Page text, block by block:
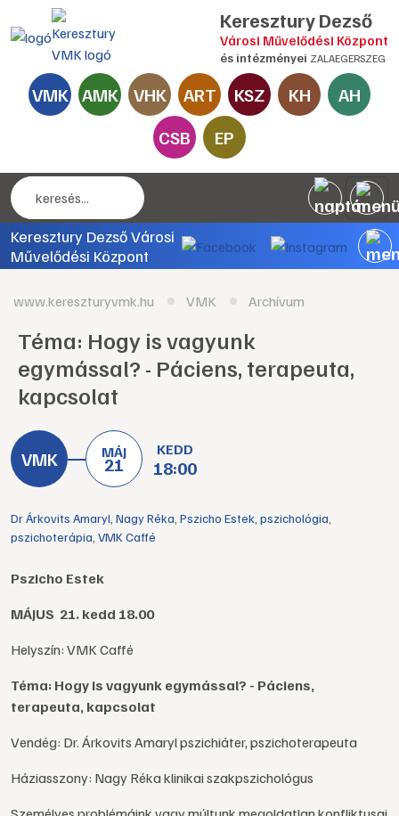
Keresztury Dezső
Városi Művelődési Központ
és intézményei ZALAEGERSZEG
VMK AMK VHK ART KSZ KH
AH
CSB
EP
Keresztury Dezső Városi
Művelődési Központ
www.kereszturyvmk.hu VMK Archívum
Téma: Hogy is vagyunk
egymással? - Páciens, terapeuta,
kapcsolat
MÁJ
21
KEDD
18:00
Dr Árkovits Amaryl Nagy Réka Pszicho Estek pszichológia
pszichoterápia VMK Caffé
Pszicho Estek
MÁJUS 21. kedd 18.00
Helyszín: VMK Caffé
Téma: Hogy is vagyunk egymással? - Páciens,
terapeuta, kapcsolat
Vendég: Dr. Árkovits Amaryl pszichiáter, pszichoterapeuta
Háziasszony: Nagy Réka klinikai szakpszichológus